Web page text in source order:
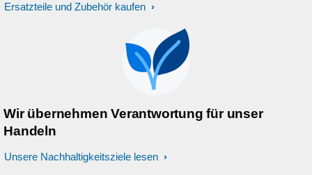
Ersatzteile und Zubehör kaufen
Wir übernehmen Verantwortung für unser
Handeln
Unsere Nachhaltigkeitsziele lesen